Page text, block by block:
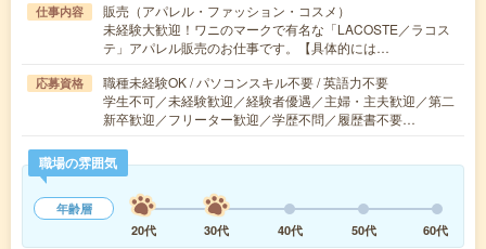
仕事内容
販売（アパレル・ファッション・コスメ）
未経験大歓迎！ワニのマークで有名な「LACOSTE／ラコス
テ」アパレル販売のお仕事です。【具体的には…
応募資格
職種未経験OK / パソコンスキル不要 / 英語力不要
学生不可／未経験歓迎／経験者優遇／主婦・主夫歓迎／第二
新卒歓迎／フリーター歓迎／学歴不問／履歴書不要…
職場の雰囲気
年齢層
20代
30代 40代 50代 60代